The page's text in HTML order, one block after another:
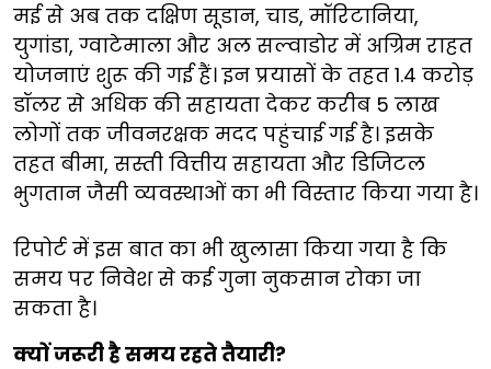
मई से अब तक दक्षिण सूडान, चाड, मॉरिटानिया,
युगांडा, ग्वाटेमाला और अल सल्वाडोर में अग्रिम राहत
योजनाएं शुरू की गई हैं। इन प्रयासों के तहत 1.4 करोड़
डॉलर से अधिक की सहायता देकर करीब 5 लाख
लोगों तक जीवनरक्षक मदद पहुंचाई गई है। इसके
तहत बीमा, सस्ती वित्तीय सहायता और डिजिटल
भुगतान जैसी व्यवस्थाओं का भी विस्तार किया गया है।
रिपोर्ट में इस बात का भी खुलासा किया गया है कि
समय पर निवेश से कई गुना नुकसान रोका जा
सकता है।
क्यों जरूरी है समय रहते तैयारी?